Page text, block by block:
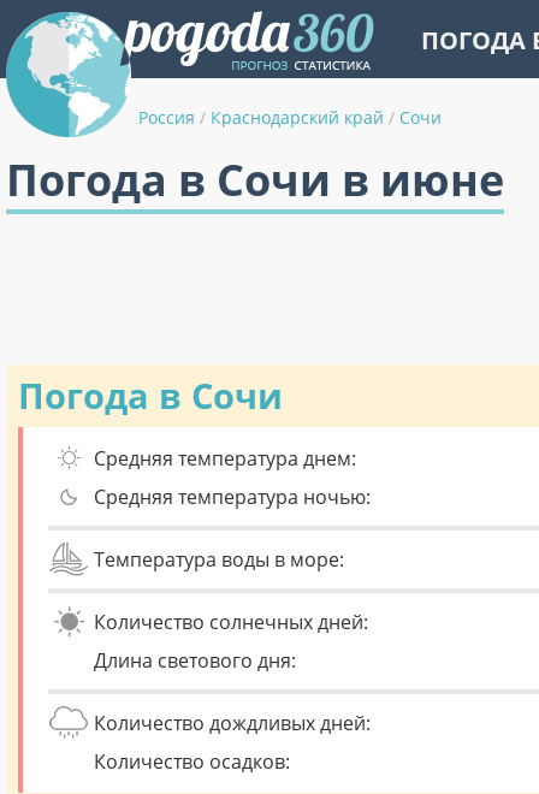
ПОГОДА
Россия / Краснодарский край / Сочи
Погода в Сочи в июне
Погода в Сочи
Средняя температура днем:
Средняя температура ночью:
Температура воды в море:
Количество солнечных дней:
Длина светового дня:
Количество дождливых дней:
Количество осадков: